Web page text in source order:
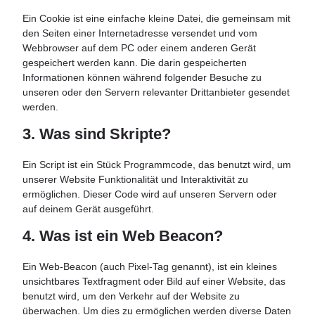
Ein Cookie ist eine einfache kleine Datei, die gemeinsam mit
den Seiten einer Internetadresse versendet und vom
Webbrowser auf dem PC oder einem anderen Gerät
gespeichert werden kann. Die darin gespeicherten
Informationen können während folgender Besuche zu
unseren oder den Servern relevanter Drittanbieter gesendet
werden.
3. Was sind Skripte?
Ein Script ist ein Stück Programmcode, das benutzt wird, um
unserer Website Funktionalität und Interaktivität zu
ermöglichen. Dieser Code wird auf unseren Servern oder
auf deinem Gerät ausgeführt.
4. Was ist ein Web Beacon?
Ein Web-Beacon (auch Pixel-Tag genannt), ist ein kleines
unsichtbares Textfragment oder Bild auf einer Website, das
benutzt wird, um den Verkehr auf der Website zu
überwachen. Um dies zu ermöglichen werden diverse Daten